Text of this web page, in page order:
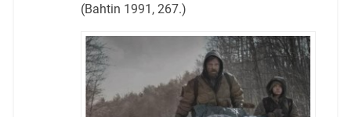
(Bahtin 1991, 267.)